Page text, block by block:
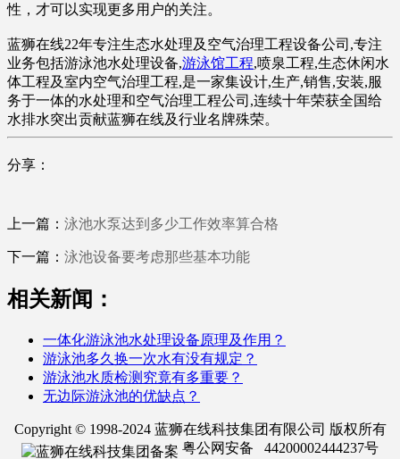
性，才可以实现更多用户的关注。
蓝狮在线22年专注生态水处理及空气治理工程设备公司,专注
业务包括游泳池水处理设备,游泳馆工程,喷泉工程,生态休闲水
体工程及室内空气治理工程,是一家集设计,生产,销售,安装,服
务于一体的水处理和空气治理工程公司,连续十年荣获全国给
水排水突出贡献蓝狮在线及行业名牌殊荣。
分享：
上一篇： 泳池水泵达到多少工作效率算合格
下一篇： 泳池设备要考虑那些基本功能
相关新闻：
一体化游泳池水处理设备原理及作用？
游泳池多久换一次水有没有规定？
游泳池水质检测究竟有多重要？
无边际游泳池的优缺点？
Copyright © 1998-2024 蓝狮在线科技集团有限公司 版权所有
粤公网安备 44200002444237号